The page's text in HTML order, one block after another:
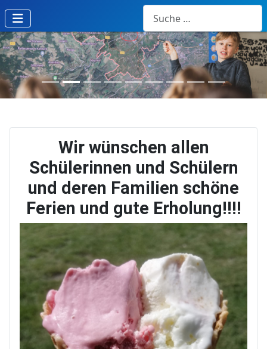
Suchen
Previous Next
Wir wünschen allen
Schülerinnen und Schülern
und deren Familien schöne
Ferien und gute Erholung!!!!